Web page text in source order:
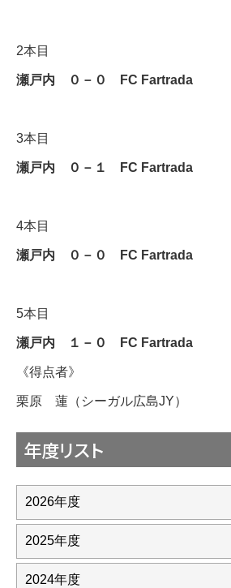
2本目
瀬戸内 ０－０ FC Fartrada
3本目
瀬戸内 ０－１ FC Fartrada
4本目
瀬戸内 ０－０ FC Fartrada
5本目
瀬戸内 １－０ FC Fartrada
《得点者》
栗原 蓮（シーガル広島JY）
年度リスト
2026年度
2025年度
2024年度